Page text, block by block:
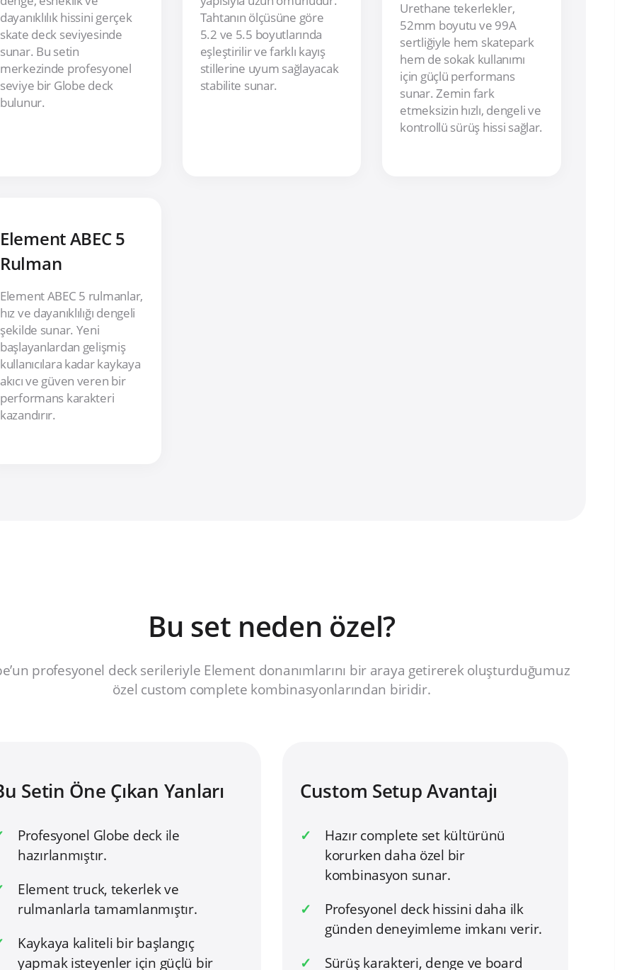
dayanıklılık hissini gerçek
skate deck seviyesinde
sunar. Bu setin
merkezinde profesyonel
seviye bir Globe deck
bulunur.
Tahtanın ölçüsüne göre
5.2 ve 5.5 boyutlarında
eşleştirilir ve farklı kayış
stillerine uyum sağlayacak
stabilite sunar.
Urethane tekerlekler,
52mm boyutu ve 99A
sertliğiyle hem skatepark
hem de sokak kullanımı
için güçlü performans
sunar. Zemin fark
etmeksizin hızlı, dengeli ve
kontrollü sürüş hissi sağlar.
Element ABEC 5
Rulman
Element ABEC 5 rulmanlar,
hız ve dayanıklılığı dengeli
şekilde sunar. Yeni
başlayanlardan gelişmiş
kullanıcılara kadar kaykaya
akıcı ve güven veren bir
performans karakteri
kazandırır.
Bu set neden özel?
profesyonel deck serileriyle Element donanımlarını bir araya getirerek oluşturduğumuz
özel custom complete kombinasyonlarından biridir.
Setin Öne Çıkan Yanları
Profesyonel Globe deck ile
hazırlanmıştır.
Element truck, tekerlek ve
rulmanlarla tamamlanmıştır.
Kaykaya kaliteli bir başlangıç
yapmak isteyenler için güçlü bir
Custom Setup Avantajı
Hazır complete set kültürünü
korurken daha özel bir
kombinasyon sunar.
Profesyonel deck hissini daha ilk
günden deneyimleme imkanı verir.
Sürüş karakteri, denge ve board